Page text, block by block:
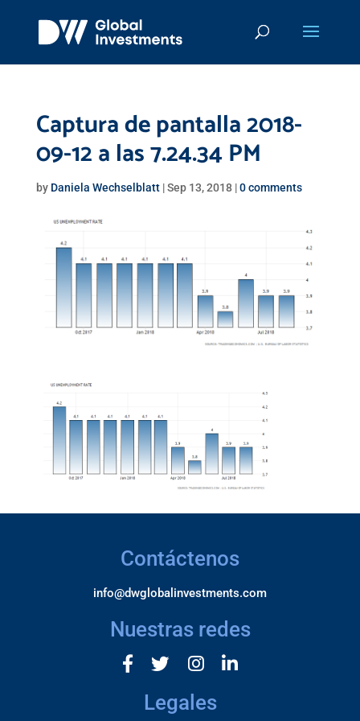
Captura de pantalla 2018-
09-12 a las 7.24.34 PM
by Daniela Wechselblatt|Sep 13, 2018|0 comments
Contáctenos
info@dwglobalinvestments.com
Nuestras redes
Legales